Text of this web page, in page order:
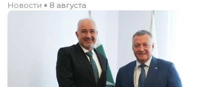
Новости
8 августа